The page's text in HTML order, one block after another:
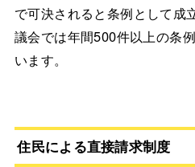
で可決されると条例として成
議会では年間500件以上の条
います。
住民による直接請求制度